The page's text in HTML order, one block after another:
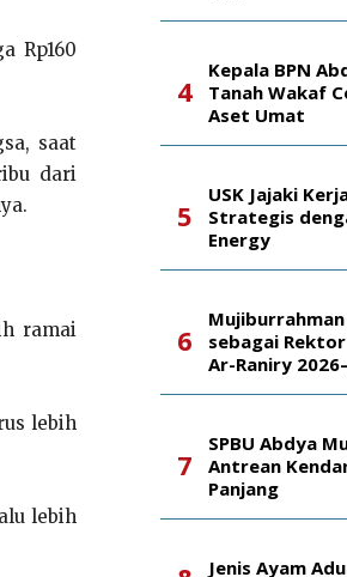
Rp160
saat
dari
ramai
lebih
lebih
Kepala BPN
Tanah Wakaf
Aset Umat
USK Jajaki
Strategis
Energy
sebagai
Ar-Raniry
SPBU Abdya
Antrean
Panjang
Jenis Ayam